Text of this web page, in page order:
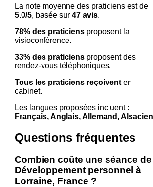
La note moyenne des praticiens est de
5.0/5, basée sur 47 avis.
78% des praticiensproposent la
visioconférence.
33% des praticiensproposent des
rendez-vous téléphoniques.
Tous les praticiens reçoiventen
cabinet.
Les langues proposées incluent :
Français, Anglais, Allemand, Alsacien
Questions fréquentes
Combien coûte une séance de
Développement personnel à
Lorraine, France ?